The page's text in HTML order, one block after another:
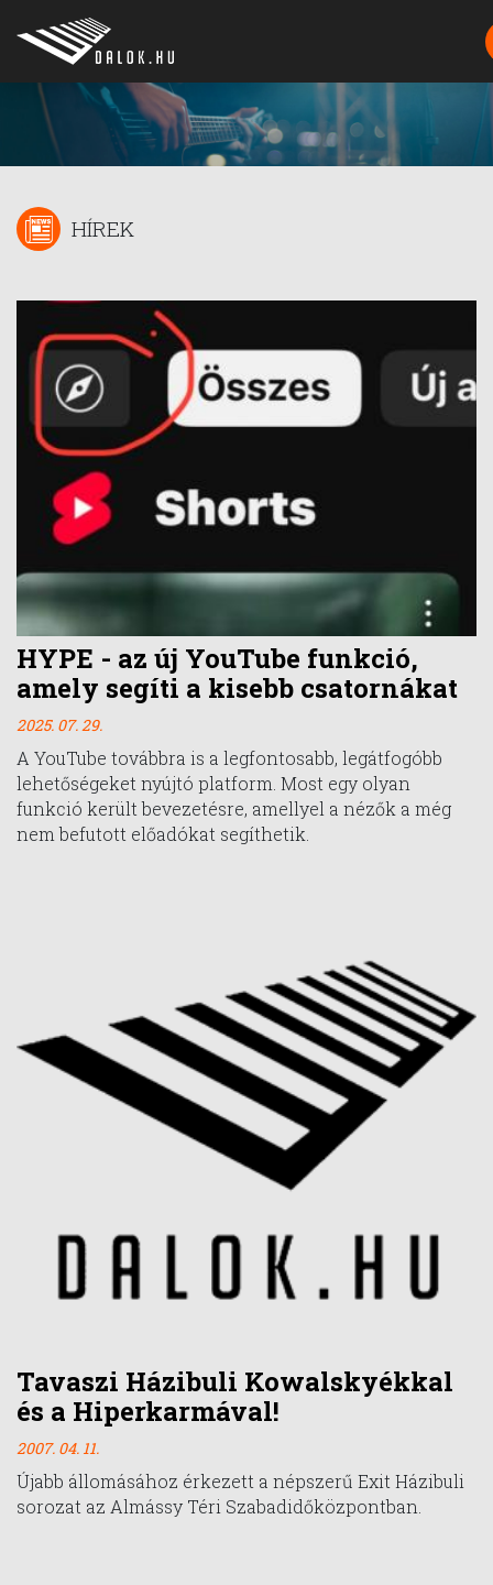
HÍREK
HYPE - az új YouTube funkció,
amely segíti a kisebb csatornákat
2025. 07. 29.
A YouTube továbbra is a legfontosabb, legátfogóbb
lehetőségeket nyújtó platform. Most egy olyan
funkció került bevezetésre, amellyel a nézők a még
nem befutott előadókat segíthetik.
Tavaszi Házibuli Kowalskyékkal
és a Hiperkarmával!
2007. 04. 11.
Újabb állomásához érkezett a népszerű Exit Házibuli
sorozat az Almássy Téri Szabadidőközpontban.